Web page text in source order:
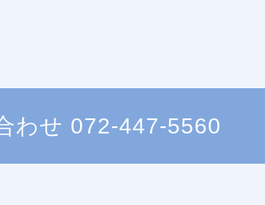
わせ 072-447-5560